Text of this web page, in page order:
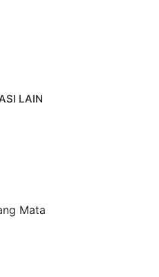
LAIN
Mata